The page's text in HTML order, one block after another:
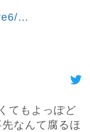
…
てもよっぽど
なんて腐るほ